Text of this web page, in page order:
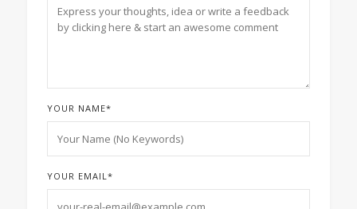
YOUR NAME*
YOUR EMAIL*